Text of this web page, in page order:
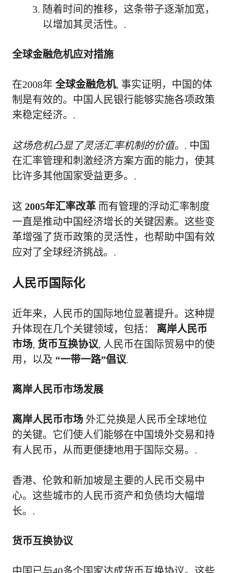
随着时间的推移，这条带子逐渐加宽，
以增加其灵活性。.
全球金融危机应对措施
在2008年 全球金融危机, 事实证明，中国的体
制是有效的。中国人民银行能够实施各项政策
来稳定经济。.
这场危机凸显了灵活汇率机制的价值。. 中国
在汇率管理和刺激经济方案方面的能力，使其
比许多其他国家受益更多。.
这 2005年汇率改革 而有管理的浮动汇率制度
一直是推动中国经济增长的关键因素。这些变
革增强了货币政策的灵活性，也帮助中国有效
应对了全球经济挑战。.
人民币国际化
近年来，人民币的国际地位显著提升。这种提
升体现在几个关键领域，包括： 离岸人民币
市场, 货币互换协议, 人民币在国际贸易中的使
用，以及 “一带一路”倡议.
离岸人民币市场发展
离岸人民币市场 外汇兑换是人民币全球地位
的关键。它们使人们能够在中国境外交易和持
有人民币，从而更便捷地用于国际交易。.
香港、伦敦和新加坡是主要的人民币交易中
心。这些城市的人民币资产和负债均大幅增
长。.
货币互换协议